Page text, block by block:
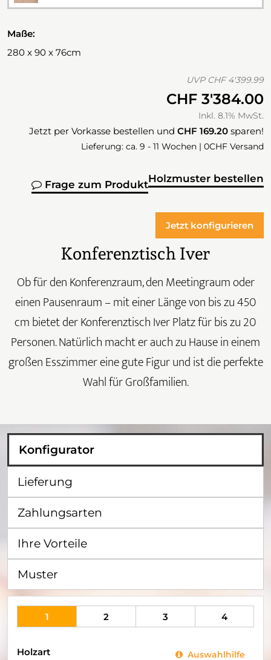
Maße:
280 x 90 x 76cm
UVP CHF 4'399.99
CHF 3'384.00
Inkl. 8.1% MwSt.
Jetzt per Vorkasse bestellen und CHF 169.20 sparen!
Lieferung: ca. 9 - 11 Wochen | 0CHF Versand
Holzmuster bestellen
Frage zum Produkt
Jetzt konfigurieren
Konferenztisch Iver
Ob für den Konferenzraum, den Meetingraum oder
einen Pausenraum – mit einer Länge von bis zu 450
cm bietet der Konferenztisch Iver Platz für bis zu 20
Personen. Natürlich macht er auch zu Hause in einem
großen Esszimmer eine gute Figur und ist die perfekte
Wahl für Großfamilien.
Konfigurator
Lieferung
Zahlungsarten
Ihre Vorteile
Muster
1 2 3 4
Holzart Auswahlhilfe